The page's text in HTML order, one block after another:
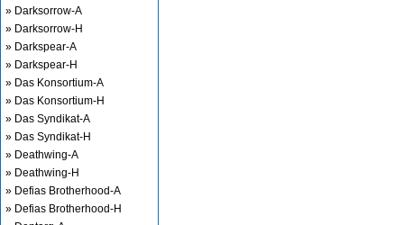
» Darksorrow-A
» Darksorrow-H
» Darkspear-A
» Darkspear-H
» Das Konsortium-A
» Das Konsortium-H
» Das Syndikat-A
» Das Syndikat-H
» Deathwing-A
» Deathwing-H
» Defias Brotherhood-A
» Defias Brotherhood-H